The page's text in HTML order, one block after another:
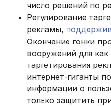
число решений по
Регулирование
рекламы,
Окончание гонки
вооружений для
таргетирования
интернет-гиганты
информации о
только защитить